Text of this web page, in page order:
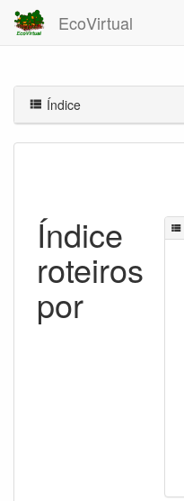
EcoVirtual
Índice
Índice
roteiros
por